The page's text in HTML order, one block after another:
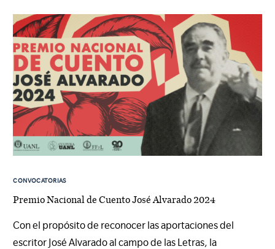
CONVOCATORIAS
Premio Nacional de Cuento José Alvarado 2024
Con el propósito de reconocer las aportaciones del
escritor José Alvarado al campo de las Letras, la